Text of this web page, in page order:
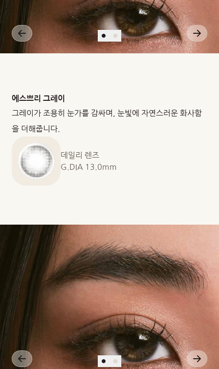
에스쁘리 그레이
그레이가 조용히 눈가를 감싸며, 눈빛에 자연스러운 화사함
을 더해줍니다.
데일리 렌즈
G.DIA 13.0mm